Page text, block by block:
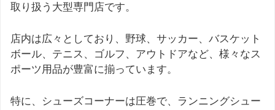
取り扱う大型専門店です。
店内は広々としており、野球、サッカー、バスケット
ボール、テニス、ゴルフ、アウトドアなど、様々なス
ポーツ用品が豊富に揃っています。
特に、シューズコーナーは圧巻で、ランニングシュー